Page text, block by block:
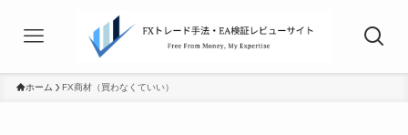
ホーム FX商材（買わなくていい）